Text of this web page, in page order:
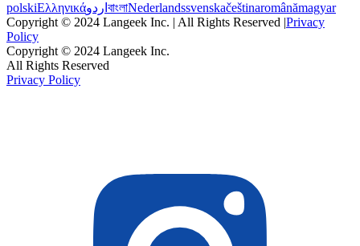
polskiΕλληνικάاردو বাংলাNederlandssvenskačeštinaromânămagyar
Copyright © 2024 Langeek Inc. | All Rights Reserved |Privacy
Policy
Copyright © 2024 Langeek Inc.
All Rights Reserved
Privacy Policy